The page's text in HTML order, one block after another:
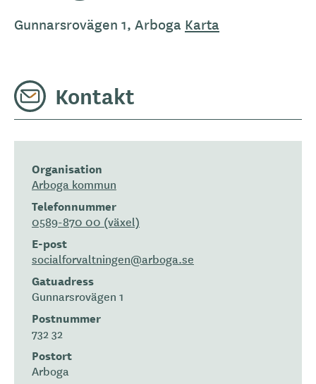
Gunnarsrovägen 1, Arboga Karta
Kontakt
Organisation
Arboga kommun
Telefonnummer
0589-870 00 (växel)
E-post
socialforvaltningen@arboga.se
Gatuadress
Gunnarsrovägen 1
Postnummer
732 32
Postort
Arboga